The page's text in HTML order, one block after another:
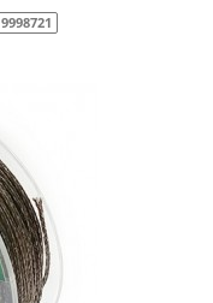
9998721